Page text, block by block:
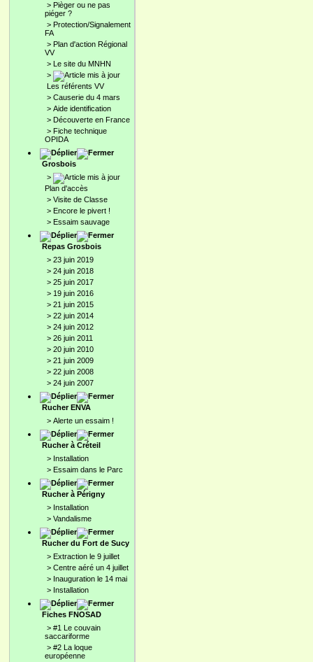
> Pièger ou ne pas
piéger ?
> Protection/Signalement
FA
> Plan d'action Régional
VV
> Le site du MNHN
>
Les référents VV
> Causerie du 4 mars
> Aide identification
> Découverte en France
> Fiche technique
OPIDA
Grosbois
>
Plan d'accès
> Visite de Classe
> Encore le pivert !
> Essaim sauvage
Repas Grosbois
> 23 juin 2019
> 24 juin 2018
> 25 juin 2017
> 19 juin 2016
> 21 juin 2015
> 22 juin 2014
> 24 juin 2012
> 26 juin 2011
> 20 juin 2010
> 21 juin 2009
> 22 juin 2008
> 24 juin 2007
Rucher ENVA
> Alerte un essaim !
Rucher à Créteil
> Installation
> Essaim dans le Parc
Rucher à Périgny
> Installation
> Vandalisme
Rucher du Fort de Sucy
> Extraction le 9 juillet
> Centre aéré un 4 juillet
> Inauguration le 14 mai
> Installation
Fiches FNOSAD
> #1 Le couvain
saccariforme
> #2 La loque
européenne